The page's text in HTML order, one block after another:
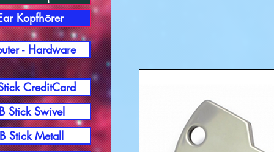
Kopfhörer
- Hardware
CreditCard
Stick Swivel
Stick Metall